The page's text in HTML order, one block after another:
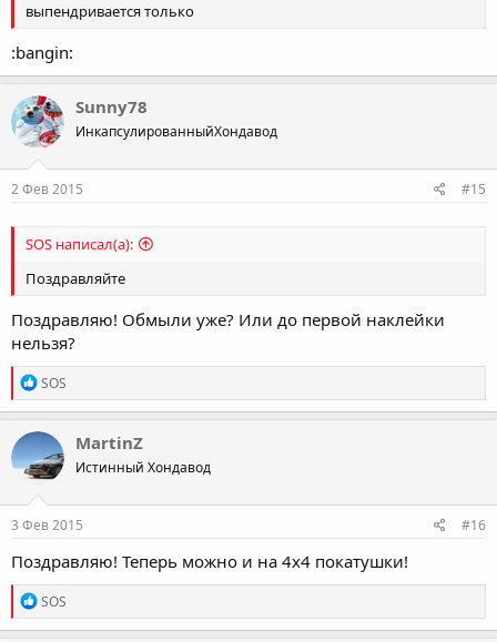
выпендривается только
:bangin:
Sunny78
ИнкапсулированныйХондавод
2 Фев 2015 #15
SOS написал(а):
Поздравляйте
Поздравляю! Обмыли уже? Или до первой наклейки
нельзя?
R
e
a
c
t
i
n
s
SOS
MartinZ
Истинный Хондавод
3 Фев 2015 #16
Поздравляю! Теперь можно и на 4х4 покатушки!
R
e
a
SOS